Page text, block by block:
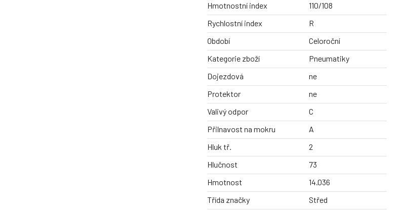
Hmotnostní index
110/108
Rychlostní index
R
Období
Celoroční
Kategorie zboží
Pneumatiky
Dojezdová
ne
Protektor
ne
Valivý odpor
C
Přilnavost na mokru
A
Hluk tř.
2
Hlučnost
73
Hmotnost
14.036
Třída značky
Střed